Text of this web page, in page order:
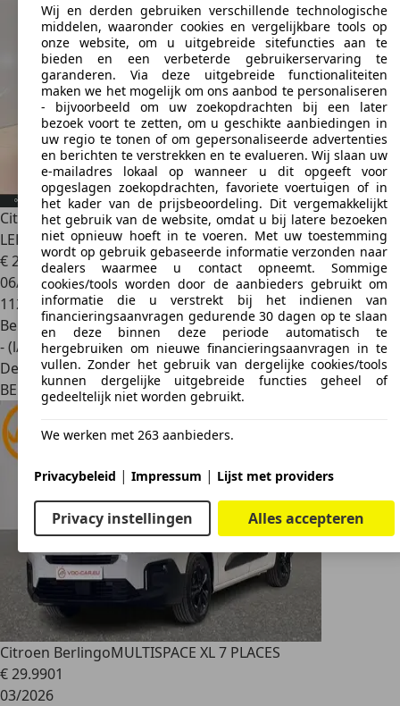
Citroen Berlingo1.2TURBO M Plus S&S 6/2026!!
LED|CARPLAY|CAMERA|CR
€ 25.6951
06/2026
112 km
Benzine
- (l/100 km)
Dealer
BE 9800Deinze
Citroen BerlingoMULTISPACE XL 7 PLACES
€ 29.9901
03/2026
Wij en derden gebruiken verschillende technologische
middelen, waaronder cookies en vergelijkbare tools op
onze website, om u uitgebreide sitefuncties aan te
bieden en een verbeterde gebruikerservaring te
garanderen. Via deze uitgebreide functionaliteiten
maken we het mogelijk om ons aanbod te personaliseren
- bijvoorbeeld om uw zoekopdrachten bij een later
bezoek voort te zetten, om u geschikte aanbiedingen in
uw regio te tonen of om gepersonaliseerde advertenties
en berichten te verstrekken en te evalueren. Wij slaan uw
e-mailadres lokaal op wanneer u dit opgeeft voor
opgeslagen zoekopdrachten, favoriete voertuigen of in
het kader van de prijsbeoordeling. Dit vergemakkelijkt
het gebruik van de website, omdat u bij latere bezoeken
niet opnieuw hoeft in te voeren. Met uw toestemming
wordt op gebruik gebaseerde informatie verzonden naar
dealers waarmee u contact opneemt. Sommige
cookies/tools worden door de aanbieders gebruikt om
informatie die u verstrekt bij het indienen van
financieringsaanvragen gedurende 30 dagen op te slaan
en deze binnen deze periode automatisch te
hergebruiken om nieuwe financieringsaanvragen in te
vullen. Zonder het gebruik van dergelijke cookies/tools
kunnen dergelijke uitgebreide functies geheel of
gedeeltelijk niet worden gebruikt.
We werken met 263 aanbieders.
Privacybeleid | Impressum | Lijst met providers
Privacy instellingen Alles accepteren